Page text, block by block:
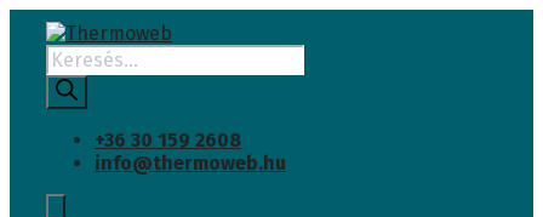
Kilépés
tartalomba
Products
search
+36 30 159 2608
info@thermoweb.hu
INGYENES SZÁLLÍTÁS